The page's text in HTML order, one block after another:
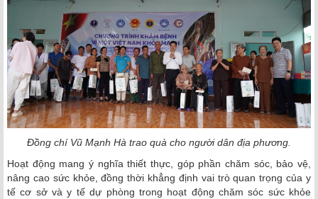
Đồng chí Vũ Mạnh Hà trao quà cho người dân địa phương.
Hoạt động mang ý nghĩa thiết thực, góp phần chăm sóc, bảo vệ,
nâng cao sức khỏe, đồng thời khẳng định vai trò quan trọng của y
tế cơ sở và y tế dự phòng trong hoạt động chăm sóc sức khỏe